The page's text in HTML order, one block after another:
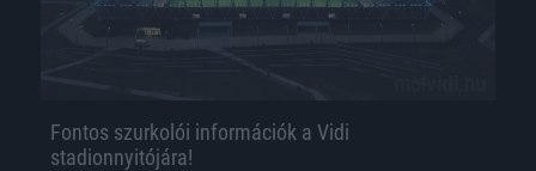
Fontos szurkolói információk a Vidi
stadionnyitójára!